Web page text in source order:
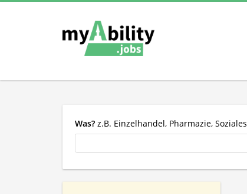
Was? z.B. Einzelhandel, Pharmazie, Soziales